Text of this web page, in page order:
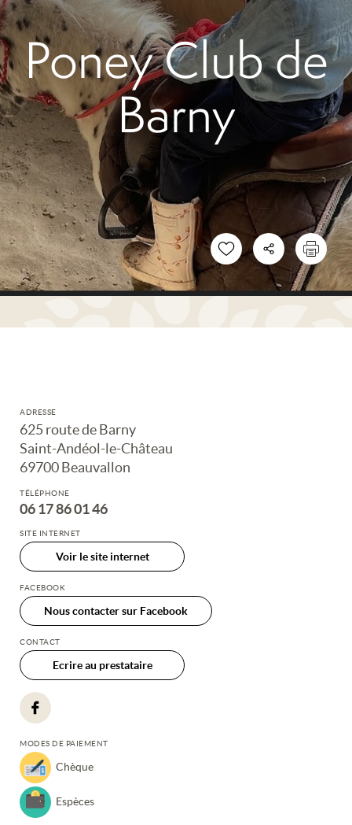
Poney Club de
Barny
ADRESSE
625 route de Barny
Saint-Andéol-le-Château
69700 Beauvallon
TÉLÉPHONE
06 17 86 01 46
SITE INTERNET
Voir le site internet
FACEBOOK
Nous contacter sur Facebook
CONTACT
Ecrire au prestataire
MODES DE PAIEMENT
Chèque
Espèces